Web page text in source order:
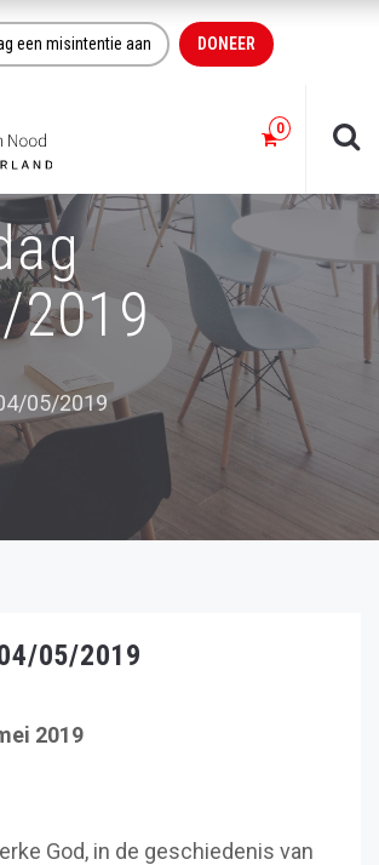
een misintentie aan DONEER
2019
05/2019
05/2019
2019
God, in de geschiedenis van